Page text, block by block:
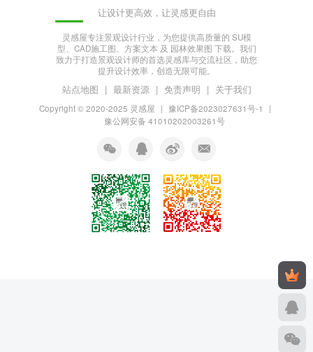
让设计更高效，让灵感更自由
灵感屋专注景观设计行业，为您提供高质量的 SU模
型、CAD施工图、方案文本 及 园林效果图 下载。我们
致力于打造景观设计师的首选灵感库与交流社区，助您
提升设计效率，创造无限可能。
站点地图 | 最新资源 | 免责声明 | 关于我们
Copyright © 2020-2025 灵感屋 | 豫ICP备2023027631号-1
|
豫公网安备 41010202003261号